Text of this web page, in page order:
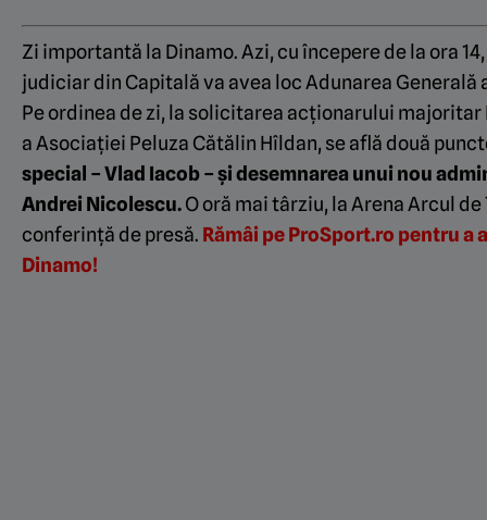
Zi importantă la Dinamo. Azi, cu începere de la ora
judiciar din Capitală va avea loc Adunarea Generală
Pe ordinea de zi, la solicitarea acționarului
a Asociației Peluza Cătălin Hîldan, se află două
special – Vlad Iacob –și desemnarea unui nou
Andrei Nicolescu.O oră mai târziu, la Arena Arcul
conferință de presă. Rămâi pe ProSport.ro pentru a
Dinamo!